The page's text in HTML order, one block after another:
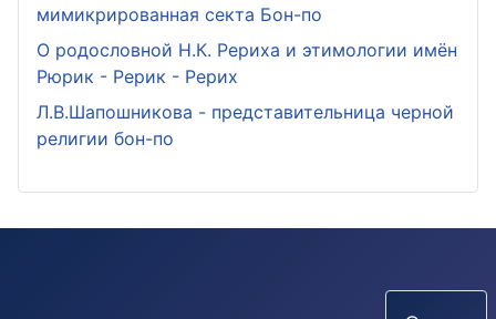
мимикрированная секта Бон-по
О родословной Н.К. Рериха и этимологии имён
Рюрик - Рерик - Рерих
Л.В.Шапошникова - представительница черной
религии бон-по